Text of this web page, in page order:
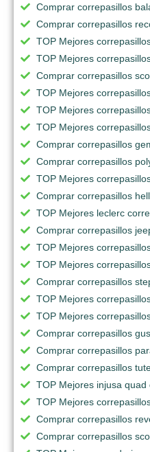
Comprar correpasillos
Comprar correpasillos
TOP Mejores
TOP Mejores
Comprar correpasillos
TOP Mejores
TOP Mejores
TOP Mejores
Comprar correpasillos
Comprar correpasillos
TOP Mejores
Comprar correpasillos
TOP Mejores leclerc
Comprar correpasillos
TOP Mejores
TOP Mejores
Comprar correpasillos
TOP Mejores
TOP Mejores
Comprar correpasillos
Comprar correpasillos
Comprar correpasillos
TOP Mejores injusa quad
TOP Mejores
Comprar correpasillos
Comprar correpasillos